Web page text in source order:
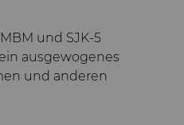
und SJK-5
ausgewogenes
und anderen